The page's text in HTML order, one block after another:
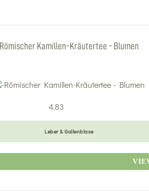
Römischer Kamillen-Kräutertee - Blumen
4.83
Leber & Gallenblase